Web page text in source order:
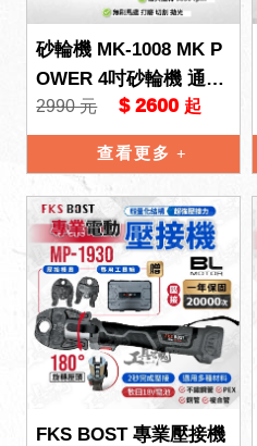
砂輪機 MK-1008 MK P
OWER 4吋砂輪機 通用
牧田 18V 手提式砂輪機
平面砂輪機 電
2990 元 $ 2600 起
查看更多
FKS BOST 專業壓接機